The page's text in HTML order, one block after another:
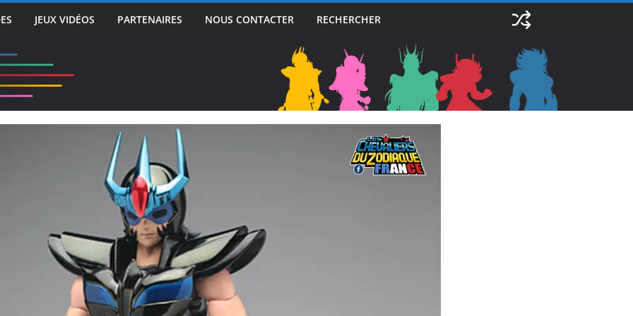
JEUX VIDÉOS PARTENAIRES NOUS CONTACTER RECHERCHER